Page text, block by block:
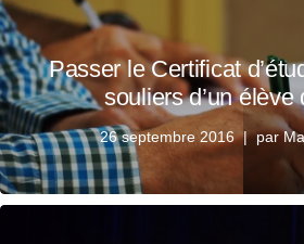
Passer le Certificat
souliers d’un élève
26 septembre 2016 par